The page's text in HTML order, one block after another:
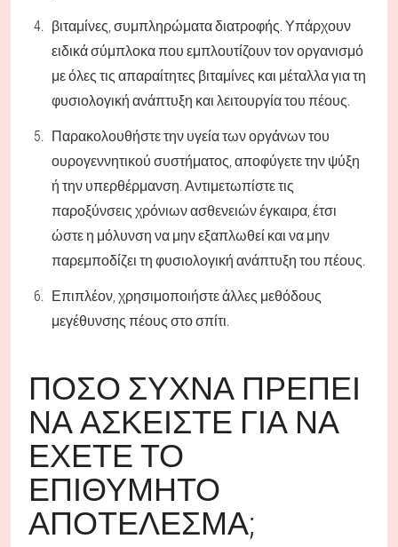
βιταμίνες, συμπληρώματα διατροφής. Υπάρχουν
ειδικά σύμπλοκα που εμπλουτίζουν τον οργανισμό
με όλες τις απαραίτητες βιταμίνες και μέταλλα για τη
φυσιολογική ανάπτυξη και λειτουργία του πέους.
Παρακολουθήστε την υγεία των οργάνων του
ουρογεννητικού συστήματος, αποφύγετε την ψύξη
ή την υπερθέρμανση. Αντιμετωπίστε τις
παροξύνσεις χρόνιων ασθενειών έγκαιρα, έτσι
ώστε η μόλυνση να μην εξαπλωθεί και να μην
παρεμποδίζει τη φυσιολογική ανάπτυξη του πέους.
Επιπλέον, χρησιμοποιήστε άλλες μεθόδους
μεγέθυνσης πέους στο σπίτι.
ΠΌΣΟ ΣΥΧΝΆ ΠΡΈΠΕΙ
ΝΑ ΑΣΚΕΊΣΤΕ ΓΙΑ ΝΑ
ΈΧΕΤΕ ΤΟ
ΕΠΙΘΥΜΗΤΌ
ΑΠΟΤΈΛΕΣΜΑ;